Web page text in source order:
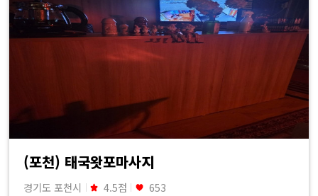
(포천) 태국왓포마사지
경기도 포천시 4.5점 653